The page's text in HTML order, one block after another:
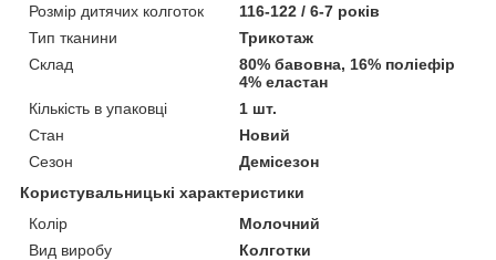
Розмір дитячих колготок
116-122 / 6-7 років
Тип тканини
Трикотаж
Склад
80% бавовна, 16% поліефір
4% еластан
Кількість в упаковці
1 шт.
Стан
Новий
Сезон
Демісезон
Користувальницькі характеристики
Колір
Молочний
Вид виробу
Колготки